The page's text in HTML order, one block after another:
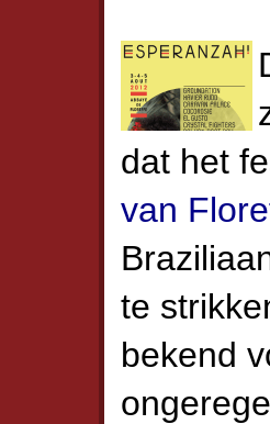
dat het
van
te
bekend